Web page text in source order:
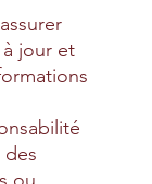
jour et